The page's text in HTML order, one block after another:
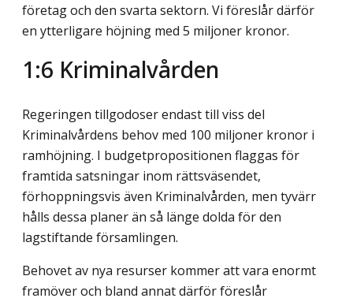
företag och den svarta sektorn. Vi föreslår därför
en ytterligare höjning med 5 miljoner kronor.
1:6 Kriminalvården
Regeringen tillgodoser endast till viss del
Kriminalvårdens behov med 100 miljoner kronor i
ramhöjning. I budgetpropositionen flaggas för
framtida satsningar inom rättsväsendet,
förhoppningsvis även Kriminalvården, men tyvärr
hålls dessa planer än så länge dolda för den
lagstiftande församlingen.
Behovet av nya resurser kommer att vara enormt
framöver och bland annat därför föreslår